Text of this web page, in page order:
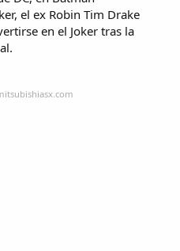
el ex Robin Tim Drake
en el Joker tras la